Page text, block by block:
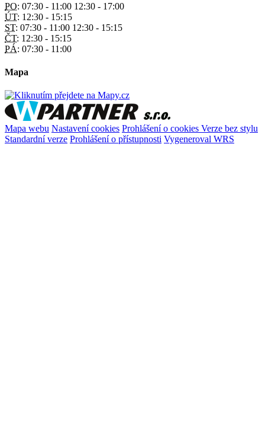
PO: 07:30 - 11:00 12:30 - 17:00
ÚT: 12:30 - 15:15
ST: 07:30 - 11:00 12:30 - 15:15
ČT: 12:30 - 15:15
PÁ: 07:30 - 11:00
Mapa
Mapa webu Nastavení cookies Prohlášení o cookies Verze bez stylu
Standardní verze Prohlášení o přístupnosti Vygeneroval WRS